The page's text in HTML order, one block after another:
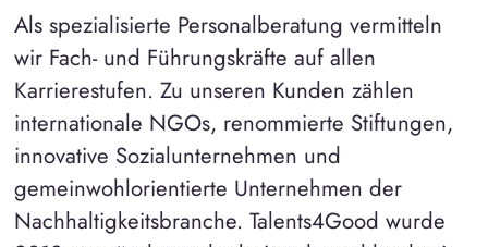
Als spezialisierte Personalberatung vermitteln
wir Fach- und Führungskräfte auf allen
Karrierestufen. Zu unseren Kunden zählen
internationale NGOs, renommierte Stiftungen,
innovative Sozialunternehmen und
gemeinwohlorientierte Unternehmen der
Nachhaltigkeitsbranche. Talents4Good wurde